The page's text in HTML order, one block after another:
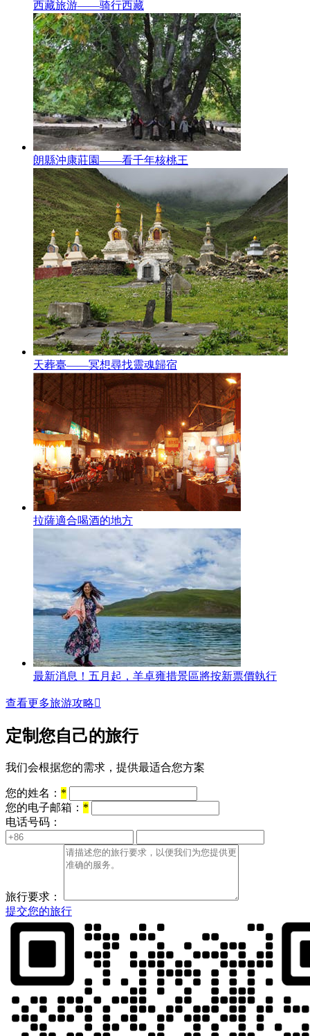
西藏旅游——骑行西藏
朗縣沖康莊園——看千年核桃王
天葬臺——冥想尋找靈魂歸宿
拉薩適合喝酒的地方
最新消息！五月起，羊卓雍措景區將按新票價執行
查看更多旅游攻略
定制您自己的旅行
我们会根据您的需求，提供最适合您方案
您的姓名： *
您的电子邮箱： *
电话号码：
旅行要求：
提交您的旅行